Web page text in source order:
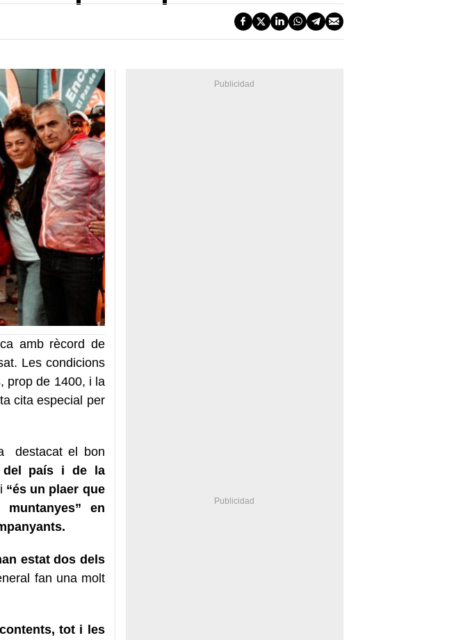
amb rècord de
Les condicions
prop de 1400, i la
cita especial per
destacat el bon
del país i de la
“és un plaer que
en
estat dos dels
fan una molt
tot i les